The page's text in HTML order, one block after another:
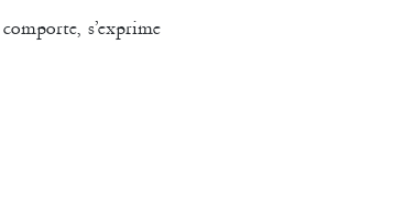
s’exprime